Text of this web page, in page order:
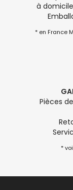
à
* en France
Pièces
*